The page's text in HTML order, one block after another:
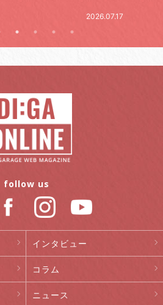
インタビュー
コラム
ニュース
follow us